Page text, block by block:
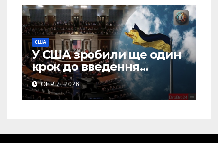
США
У США зробили ще один
крок до введення
“пекельних санкцій”
проти Росії
СЕР 7, 2026